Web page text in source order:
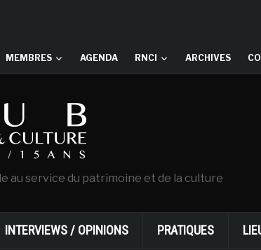
MEMBRES AGENDA RNCI ARCHIVES
au service du patrimoine et de la culture
INTERVIEWS / OPINIONS PRATIQUES